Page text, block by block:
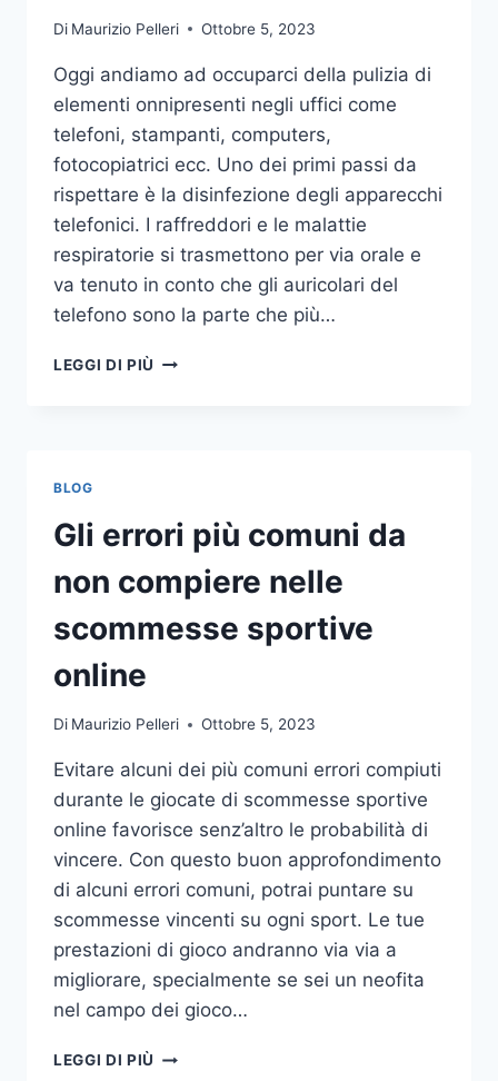
Di Maurizio Pelleri Ottobre 5, 2023
Oggi andiamo ad occuparci della pulizia di
elementi onnipresenti negli uffici come
telefoni, stampanti, computers,
fotocopiatrici ecc. Uno dei primi passi da
rispettare è la disinfezione degli apparecchi
telefonici. I raffreddori e le malattie
respiratorie si trasmettono per via orale e
va tenuto in conto che gli auricolari del
telefono sono la parte che più…
LEGGI DI PIÙ UN
PULIZIA
DELLE
APPARECCHIATURE
DA
BLOG
Gli errori più comuni da
non compiere nelle
scommesse sportive
online
Di Maurizio Pelleri Ottobre 5, 2023
Evitare alcuni dei più comuni errori compiuti
durante le giocate di scommesse sportive
online favorisce senz’altro le probabilità di
vincere. Con questo buon approfondimento
di alcuni errori comuni, potrai puntare su
scommesse vincenti su ogni sport. Le tue
prestazioni di gioco andranno via via a
migliorare, specialmente se sei un neofita
nel campo dei gioco…
LEGGI DI PIÙ GLI